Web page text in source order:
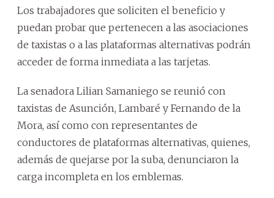
Los trabajadores que soliciten el beneficio y
puedan probar que pertenecen a las asociaciones
de taxistas o a las plataformas alternativas podrán
acceder de forma inmediata a las tarjetas.
La senadora Lilian Samaniego se reunió con
taxistas de Asunción, Lambaré y Fernando de la
Mora, así como con representantes de
conductores de plataformas alternativas, quienes,
además de quejarse por la suba, denunciaron la
carga incompleta en los emblemas.